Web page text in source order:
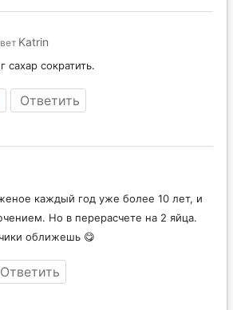
Katrin
сократить.
Ответить
каждый год уже более 10 лет, и
Но в перерасчете на 2 яйца.
оближешь 😋
Ответить